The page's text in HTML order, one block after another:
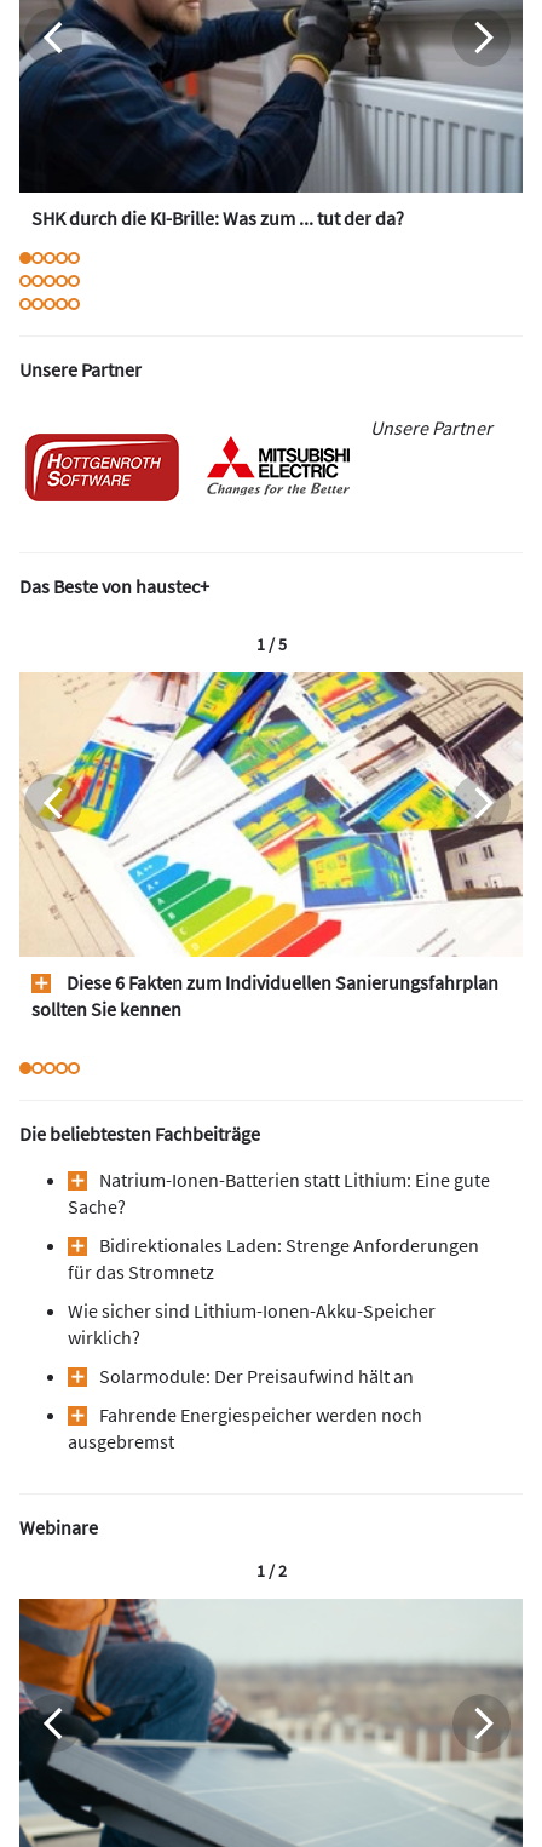
SHK durch die KI-Brille: Was zum ... tut der da?
Unsere Partner
Unsere Partner
Das Beste von haustec+
Diese 6 Fakten zum Individuellen Sanierungsfahrplan
sollten Sie kennen
1 / 5
Die beliebtesten Fachbeiträge
Natrium-Ionen-Batterien statt Lithium: Eine gute
Sache?
Bidirektionales Laden: Strenge Anforderungen
für das Stromnetz
Wie sicher sind Lithium-Ionen-Akku-Speicher
wirklich?
Solarmodule: Der Preisaufwind hält an
Fahrende Energiespeicher werden noch
ausgebremst
Webinare
1 / 2